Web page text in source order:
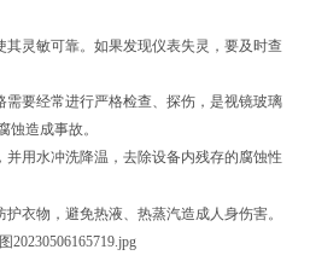
灵敏可靠。如果发现仪表失灵，要及时查
要经常进行严格检查、探伤，是视镜玻璃
蚀造成事故。
用水冲洗降温，去除设备内残存的腐蚀性
物，避免热液、热蒸汽造成人身伤害。